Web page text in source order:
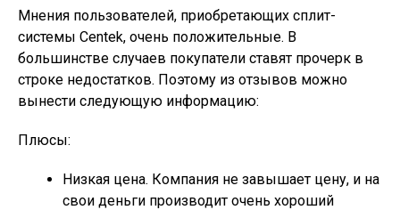
Мнения пользователей, приобретающих сплит-
системы Centek, очень положительные. В
большинстве случаев покупатели ставят прочерк в
строке недостатков. Поэтому из отзывов можно
вынести следующую информацию:
Плюсы:
Низкая цена. Компания не завышает цену, и на
свои деньги производит очень хороший